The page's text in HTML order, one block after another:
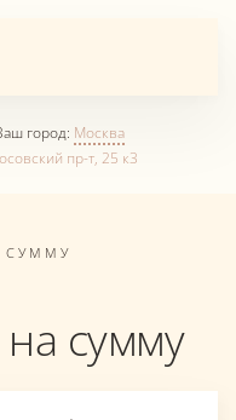
город: Москва
пр-т, 25 к3
СУММУ
сумму